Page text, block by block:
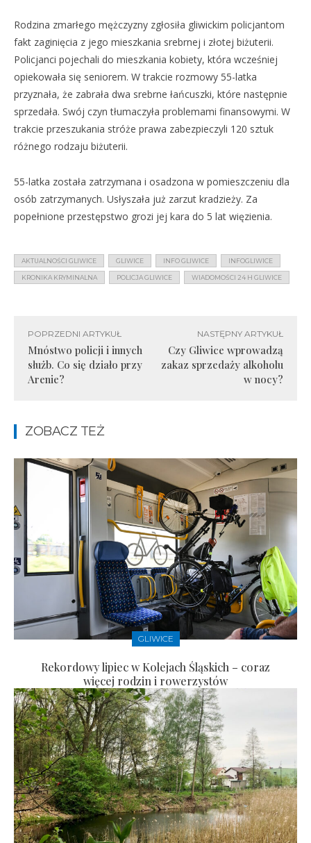
Rodzina zmarłego mężczyzny zgłosiła gliwickim policjantom
fakt zaginięcia z jego mieszkania srebrnej i złotej biżuterii.
Policjanci pojechali do mieszkania kobiety, która wcześniej
opiekowała się seniorem. W trakcie rozmowy 55-latka
przyznała, że zabrała dwa srebrne łańcuszki, które następnie
sprzedała. Swój czyn tłumaczyła problemami finansowymi. W
trakcie przeszukania stróże prawa zabezpieczyli 120 sztuk
różnego rodzaju biżuterii.
55-latka została zatrzymana i osadzona w pomieszczeniu dla
osób zatrzymanych. Usłyszała już zarzut kradzieży. Za
popełnione przestępstwo grozi jej kara do 5 lat więzienia.
AKTUALNOŚCI GLIWICE GLIWICE INFO GLIWICE INFOGLIWICE
KRONIKA KRYMINALNA POLICJA GLIWICE WIADOMOŚCI 24 H GLIWICE
POPRZEDNI ARTYKUŁ
Mnóstwo policji i innych
służb. Co się działo przy
Arenie?
NASTĘPNY ARTYKUŁ
Czy Gliwice wprowadzą
zakaz sprzedaży alkoholu
w nocy?
ZOBACZ TEŻ
GLIWICE
Rekordowy lipiec w Kolejach Śląskich – coraz
więcej rodzin i rowerzystów